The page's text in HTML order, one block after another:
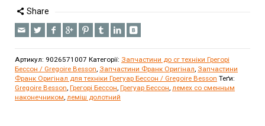
Share
Артикул: 9026571007 Категорії: Запчастини до сг техніки Грегорі
Бессон / Gregoire Besson, Запчастини Франк Оригінал, Запчастини
Франк Оригінал для техніки Грегуар Бессон / Gregoire Besson Теґи:
Gregoire Besson, Грегорі Бессон, Грегуар Бессон, лемех со сменным
наконечником, леміш долотний